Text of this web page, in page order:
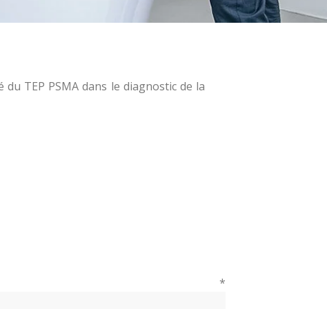
TEP PSMA dans le diagnostic de la
*